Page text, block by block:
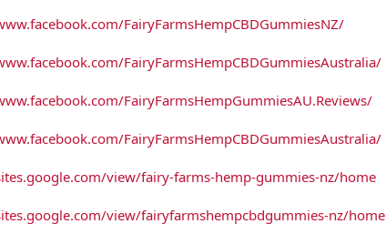
FairyFarmsHempCBDGummiesNZ/
FairyFarmsHempCBDGummiesAustralia/
FairyFarmsHempGummiesAU.Reviews/
FairyFarmsHempCBDGummiesAustralia/
view/fairy-farms-hemp-gummies-nz/home
view/fairyfarmshempcbdgummies-nz/home